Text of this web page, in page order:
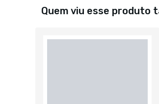
Quem viu esse produto